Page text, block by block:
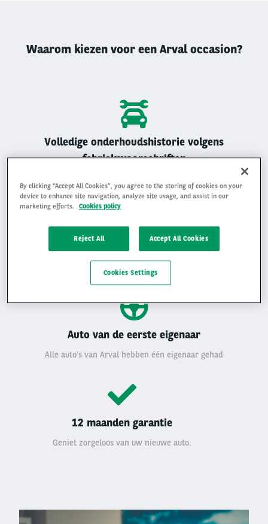
Waarom kiezen voor een Arval occasion?
Volledige onderhoudshistorie volgens
fabrieksvoorschriften
Gemiddelde beoordeling van 4,9 op 5
Auto van de eerste eigenaar
Alle auto’s van Arval hebben één eigenaar gehad
12 maanden garantie
Geniet zorgeloos van uw nieuwe auto.
Left
By clicking “Accept All Cookies”, you agree to the storing of cookies on your
device to enhance site navigation, analyze site usage, and assist in our
marketing efforts.
Cookies policy
Reject All Accept All Cookies
Cookies Settings